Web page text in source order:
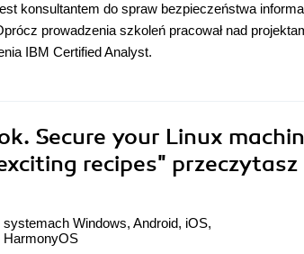
konsultantem do spraw bezpieczeństwa
prowadzenia szkoleń pracował nad
IBM Certified Analyst.
Secure your Linux
recipes" przeczytasz
systemach Windows, Android, iOS,
HarmonyOS